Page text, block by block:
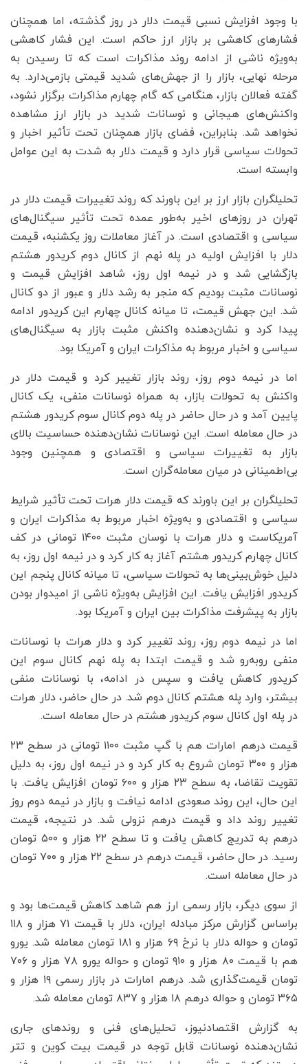
با وجود افزایش نسبی قیمت دلار در روز گذشته، اما همچنان
فشارهای کاهشی بر بازار ارز حاکم است. این فشار کاهشی
به‌ویژه ناشی از ادامه روند مذاکرات است که تا رسیدن به
مرحله نهایی، بازار را از جهش‌های شدید قیمتی بازمی‌دارد. به
گفته فعالان بازار، هنگامی که گام چهارم مذاکرات برگزار نشود،
واکنش‌های هیجانی و نوسانات شدید در بازار ارز مشاهده
نخواهد شد. بنابراین، فضای بازار همچنان تحت تأثیر اخبار و
تحولات سیاسی قرار دارد و قیمت دلار به شدت به این عوامل
وابسته است.
تحلیلگران بازار ارز بر این باورند که روند تغییرات قیمت دلار در
تهران در روزهای اخیر به‌طور عمده تحت تأثیر سیگنال‌های
سیاسی و اقتصادی است. در آغاز معاملات روز یکشنبه، قیمت
دلار با افزایش اولیه در پله نهم از کانال دوم کریدور هشتم
بازگشایی شد و در نیمه اول روز، شاهد افزایش قیمت و
نوسانات مثبت بودیم که منجر به رشد دلار و عبور از دو کانال
شد. این جهش قیمت، تا میانه کانال چهارم این کریدور ادامه
پیدا کرد و نشان‌دهنده واکنش مثبت بازار به سیگنال‌های
سیاسی و اخبار مربوط به مذاکرات ایران و آمریکا بود.
اما در نیمه دوم روز، روند بازار تغییر کرد و قیمت دلار در
واکنش به تحولات بازار، به همراه نوسانات منفی، یک کانال
پایین آمد و در حال حاضر در پله دوم کانال سوم کریدور هشتم
در حال معامله است. این نوسانات نشان‌دهنده حساسیت بالای
بازار به تغییرات سیاسی و اقتصادی و همچنین وجود
بی‌اطمینانی در میان معامله‌گران است.
تحلیلگران بر این باورند که قیمت دلار هرات تحت تأثیر شرایط
سیاسی و اقتصادی و به‌ویژه اخبار مربوط به مذاکرات ایران و
آمریکاست و دلار هرات با نوسان مثبت ۱۴۰۰ تومانی در کف
کانال چهارم کریدور هشتم آغاز به کار کرد و در نیمه اول روز، به
دلیل خوش‌بینی‌ها به تحولات سیاسی، تا میانه کانال پنجم این
کریدور افزایش یافت. این افزایش به‌ویژه ناشی از امیدوار بودن
بازار به پیشرفت مذاکرات بین ایران و آمریکا بود.
اما در نیمه دوم روز، روند تغییر کرد و دلار هرات با نوسانات
منفی روبه‌رو شد و قیمت ابتدا به پله نهم کانال سوم این
کریدور کاهش یافت و سپس در ادامه، با نوسانات منفی
بیشتر، وارد پله هشتم کانال دوم شد. در حال حاضر، دلار هرات
در پله اول کانال سوم کریدور هشتم در حال معامله است.
قیمت درهم امارات هم با گپ مثبت ۱۱۰۰ تومانی در سطح ۲۳
هزار و ۳۰۰ تومان شروع به کار کرد و در نیمه اول روز، به دلیل
تقویت تقاضا، به سطح ۲۳ هزار و ۶۰۰ تومان افزایش یافت. با
این حال، این روند صعودی ادامه نیافت و بازار در نیمه دوم روز
تغییر روند داد و قیمت درهم نزولی شد. در نتیجه، قیمت
درهم به تدریج کاهش یافت و تا سطح ۲۲ هزار و ۵۰۰ تومان
رسید. در حال حاضر، قیمت درهم در سطح ۲۲ هزار و ۷۰۰ تومان
در حال معامله است.
از سوی دیگر، بازار رسمی ارز هم شاهد کاهش قیمت‌ها بود و
براساس گزارش مرکز مبادله ایران، دلار با قیمت ۷۱ هزار و ۱۱۸
تومان و حواله دلار با نرخ ۶۹ هزار و ۱۸۱ تومان معامله شد. یورو
هم با قیمت ۸۰ هزار و ۹۱۰ تومان و حواله یورو ۷۸ هزار و ۷۰۶
تومان قیمت‌گذاری شد. درهم امارات در بازار رسمی ۱۹ هزار و
۳۶۵ تومان و حواله درهم ۱۸ هزار و ۸۳۷ تومان معامله شد.
به گزارش اقتصادنیوز، تحلیل‌های فنی و روندهای جاری
نشان‌دهنده نوسانات قابل توجه در قیمت بیت کوین و تتر